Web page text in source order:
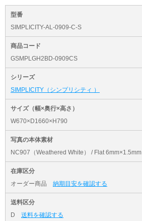
型番
SIMPLICITY-AL-0909-C-S
商品コード
GSMPLGH2BD-0909CS
シリーズ
SIMPLICITY（シンプリシティ ）
サイズ（幅×奥行×高さ）
W670×D1660×H790
写真の本体素材
NC907（Weathered White） / Flat 6mm×1.5mm
在庫区分
オーダー商品 納期目安を確認する
送料区分
D 送料を確認する